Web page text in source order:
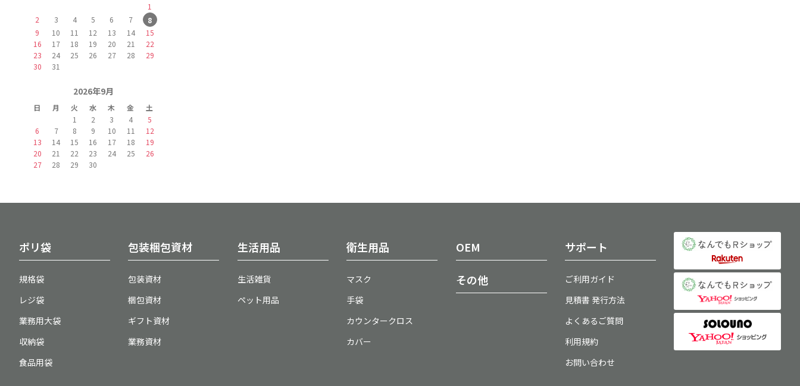
1
2
3 4 5 6 7
8
9
10 11 12 13 14
15
16
17 18 19 20 21
22
23
24 25 26 27 28
29
30
31
2026年9月
日 月 火 水 木 金
土
1
2 3 4
5
6
7 8 9 10 11
12
13
14 15 16 17 18
19
20
21 22 23 24 25
26
27
28 29 30
ポリ袋
規格袋
レジ袋
業務用大袋
収納袋
食品用袋
包装梱包資材
包装資材
梱包資材
ギフト資材
業務資材
生活用品
生活雑貨
ペット用品
衛生用品
マスク
手袋
カウンタークロス
カバー
OEM
その他
サポート
ご利用ガイド
見積書 発行方法
よくあるご質問
利用規約
お問い合わせ